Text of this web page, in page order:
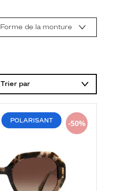
Forme de la monture
Trier par
POLARISANT